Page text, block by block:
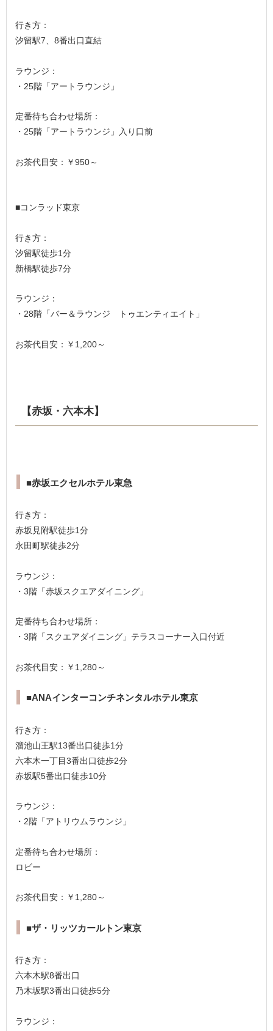
行き方：
汐留駅7、8番出口直結
ラウンジ：
・25階「アートラウンジ」
定番待ち合わせ場所：
・25階「アートラウンジ」入り口前
お茶代目安：￥950～
■コンラッド東京
行き方：
汐留駅徒歩1分
新橋駅徒歩7分
ラウンジ：
・28階「バー＆ラウンジ トゥエンティエイト」
お茶代目安：￥1,200～
【赤坂・六本木】
■赤坂エクセルホテル東急
行き方：
赤坂見附駅徒歩1分
永田町駅徒歩2分
ラウンジ：
・3階「赤坂スクエアダイニング」
定番待ち合わせ場所：
・3階「スクエアダイニング」テラスコーナー入口付近
お茶代目安：￥1,280～
■ANAインターコンチネンタルホテル東京
行き方：
溜池山王駅13番出口徒歩1分
六本木一丁目3番出口徒歩2分
赤坂駅5番出口徒歩10分
ラウンジ：
・2階「アトリウムラウンジ」
定番待ち合わせ場所：
ロビー
お茶代目安：￥1,280～
■ザ・リッツカールトン東京
行き方：
六本木駅8番出口
乃木坂駅3番出口徒歩5分
ラウンジ：